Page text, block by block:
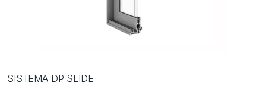
SISTEMA DP SLIDE